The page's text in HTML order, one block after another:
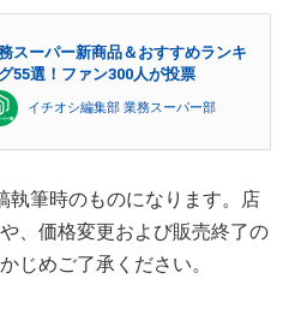
スーパー新商品＆おすすめランキ
55選！ファン300人が投票
イチオシ編集部 業務スーパー部
執筆時のものになります。店
、価格変更および販売終了の
じめご了承ください。